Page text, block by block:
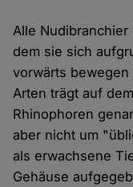
Alle
dem sie sich
vorwärts
Arten trägt auf
Rhinophoren
aber nicht um
als erwachsene
Gehäuse